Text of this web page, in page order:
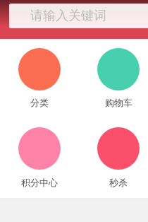
请输入关键词
分类 购物车
积分中心 秒杀